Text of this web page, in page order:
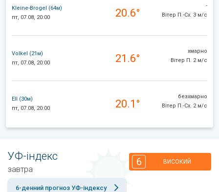
Kleine-Brogel (64м)
пт, 07.08, 20:00
20.6°
-
Вітер П.-Сх. 3 м/с
Volkel (21м)
пт, 07.08, 20:00
21.6°
хмарно
Вітер П. 2 м/с
Ell (30м)
пт, 07.08, 20:00
20.1°
безхмарно
Вітер П.-Сх. 2 м/с
УФ-індекс
завтра
6 ВИСОКИЙ
6-денний прогноз УФ-індексу